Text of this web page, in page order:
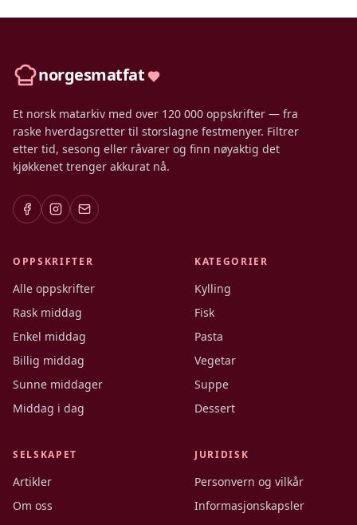
norgesmatfat
Et norsk matarkiv med over 120 000 oppskrifter — fra
raske hverdagsretter til storslagne festmenyer. Filtrer
etter tid, sesong eller råvarer og finn nøyaktig det
kjøkkenet trenger akkurat nå.
OPPSKRIFTER
Alle oppskrifter
Rask middag
Enkel middag
Billig middag
Sunne middager
Middag i dag
KATEGORIER
Kylling
Fisk
Pasta
Vegetar
Suppe
Dessert
SELSKAPET
Artikler
Om oss
JURIDISK
Personvern og vilkår
Informasjonskapsler